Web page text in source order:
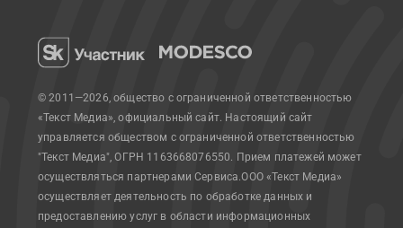
© 2011—2026, общество с ограниченной ответственностью
«Текст Медиа», официальный сайт. Настоящий сайт
управляется обществом с ограниченной ответственностью
"Текст Медиа", ОГРН 1163668076550. Прием платежей может
осуществляться партнерами Сервиса.ООО «Текст Медиа»
осуществляет деятельность по обработке данных и
предоставлению услуг в области информационных